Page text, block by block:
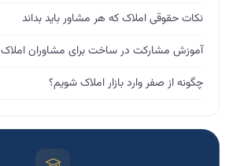
نکات حقوقی املاک که هر مشاور باید بداند
آموزش مشارکت در ساخت برای مشاوران املاک
چگونه از صفر وارد بازار املاک شویم؟